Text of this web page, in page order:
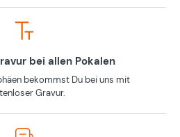
bei allen Pokalen
bekommst Du bei uns mit
Gravur.